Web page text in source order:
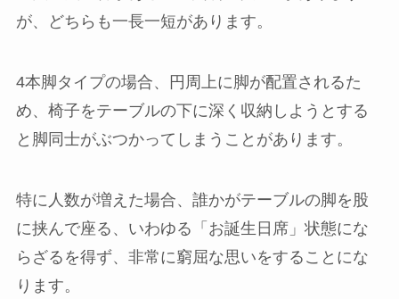
が、どちらも一長一短があります。
4本脚タイプの場合、円周上に脚が配置されるた
め、椅子をテーブルの下に深く収納しようとする
と脚同士がぶつかってしまうことがあります。
特に人数が増えた場合、誰かがテーブルの脚を股
に挟んで座る、いわゆる「お誕生日席」状態にな
らざるを得ず、非常に窮屈な思いをすることにな
ります。